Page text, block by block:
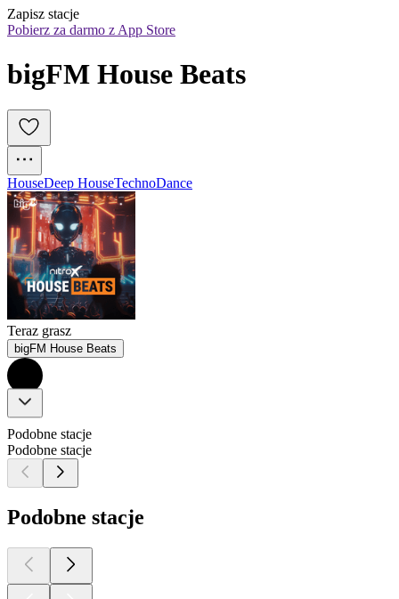
Zapisz stacje
Pobierz za darmo z App Store
bigFM House Beats
HouseDeep HouseTechnoDance
Teraz grasz
bigFM House Beats
Podobne stacje
Podobne stacje
Podobne stacje